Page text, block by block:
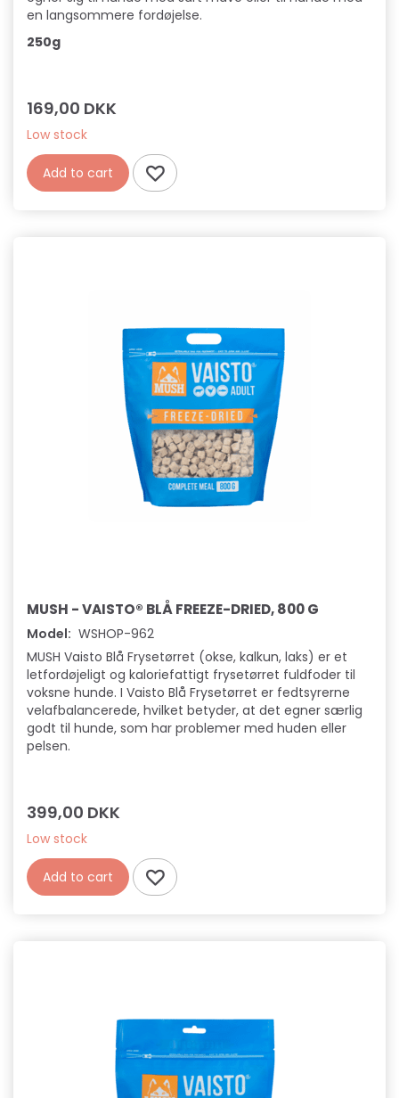
en langsommere fordøjelse.
250g
169,00 DKK
Low stock
Add to cart
MUSH - VAISTO® BLÅ FREEZE-DRIED, 800 G
Model: WSHOP-962
MUSH Vaisto Blå Frysetørret (okse, kalkun, laks) er et
letfordøjeligt og kaloriefattigt frysetørret fuldfoder til
voksne hunde. I Vaisto Blå Frysetørret er fedtsyrerne
velafbalancerede, hvilket betyder, at det egner særlig
godt til hunde, som har problemer med huden eller
pelsen.
399,00 DKK
Low stock
Add to cart